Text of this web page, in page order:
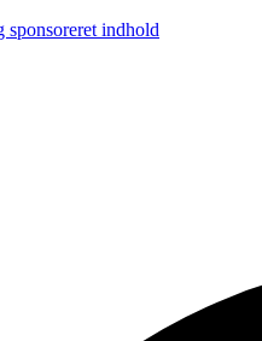
sponsoreret indhold